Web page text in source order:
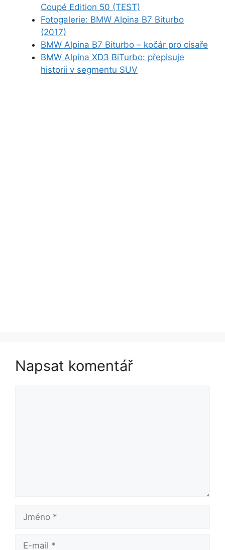
Coupé Edition 50 (TEST)
Fotogalerie: BMW Alpina B7 Biturbo
(2017)
BMW Alpina B7 Biturbo – kočár pro císaře
BMW Alpina XD3 BiTurbo: přepisuje
historii v segmentu SUV
Napsat komentář
Jméno